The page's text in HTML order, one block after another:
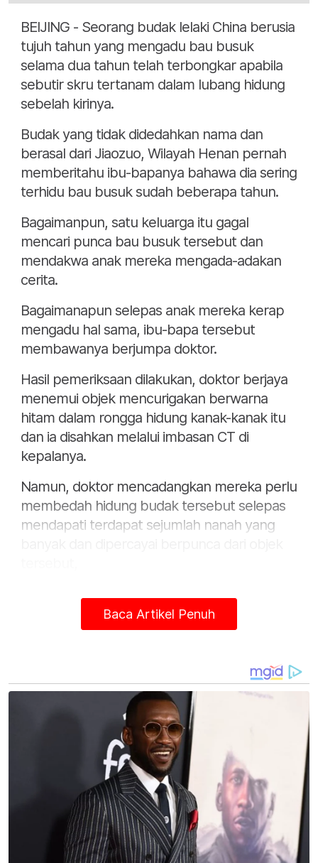
BEIJING - Seorang budak lelaki China berusia
tujuh tahun yang mengadu bau busuk
selama dua tahun telah terbongkar apabila
sebutir skru tertanam dalam lubang hidung
sebelah kirinya.
Budak yang tidak didedahkan nama dan
berasal dari Jiaozuo, Wilayah Henan pernah
memberitahu ibu-bapanya bahawa dia sering
terhidu bau busuk sudah beberapa tahun.
Bagaimanpun, satu keluarga itu gagal
mencari punca bau busuk tersebut dan
mendakwa anak mereka mengada-adakan
cerita.
Bagaimanapun selepas anak mereka kerap
mengadu hal sama, ibu-bapa tersebut
membawanya berjumpa doktor.
Hasil pemeriksaan dilakukan, doktor berjaya
menemui objek mencurigakan berwarna
hitam dalam rongga hidung kanak-kanak itu
dan ia disahkan melalui imbasan CT di
kepalanya.
Namun, doktor mencadangkan mereka perlu
membedah hidung budak tersebut selepas
mendapati terdapat sejumlah nanah yang
Selepas berunding dengan doktor pakar
mata, hidung dan telinga, mereka mengambil
keputusan untuk membedahnya dan
akhirnya mendapati ia sebenarnya adalah
Baca Artikel Penuh